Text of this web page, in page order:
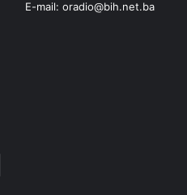
E-mail: oradio@bih.net.ba